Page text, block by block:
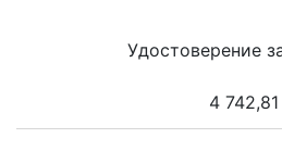
Удостоверение
4 742,81